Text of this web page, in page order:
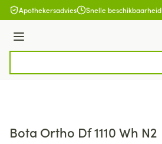
Ga naar de inhoud
Apothekersadvies Snelle beschikbaarheid
Menu
Bota Ortho Df 1110 Wh N2